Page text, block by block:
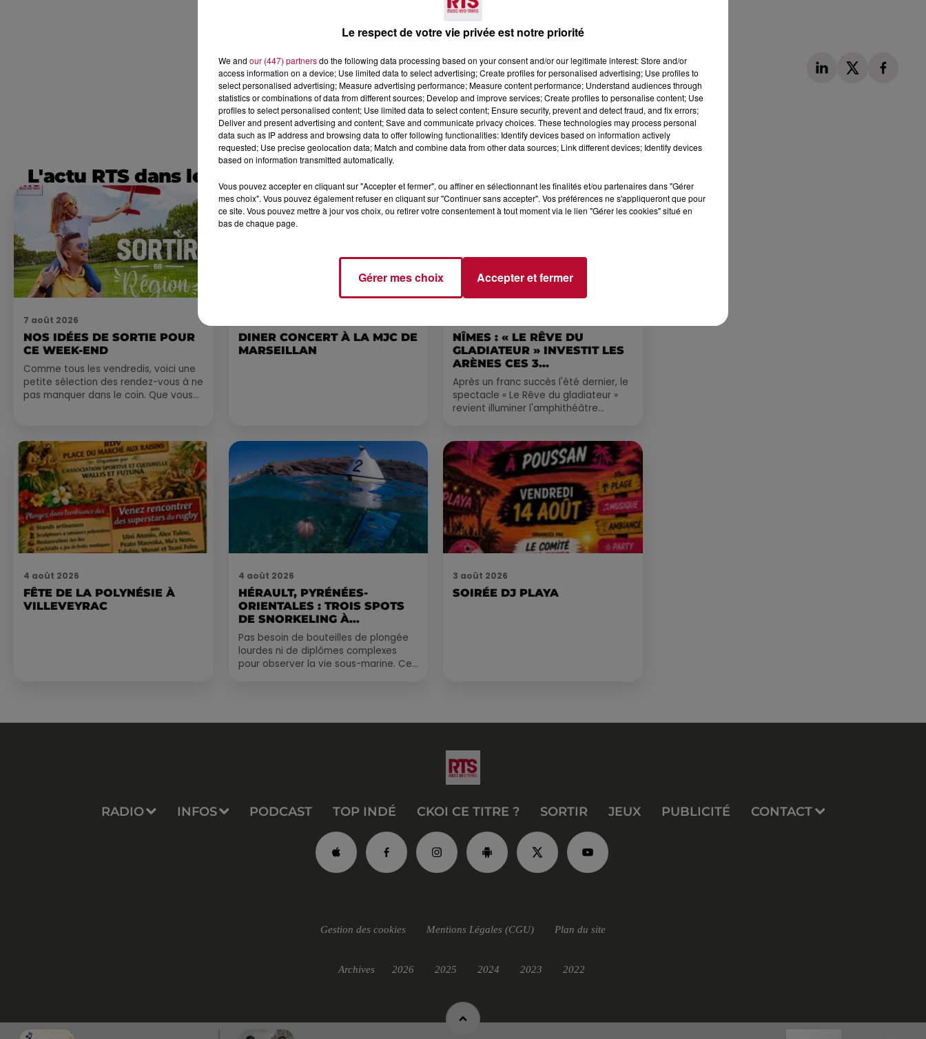
L'actu RTS dans le Sud
7 août 2026
NOS IDÉES DE SORTIE POUR
CE WEEK-END
Comme tous les vendredis, voici une
petite sélection des rendez-vous à ne
pas manquer dans le coin. Que vous
DINER CONCERT À LA MJC DE
MARSEILLAN
NÎMES : « LE RÊVE DU
GLADIATEUR » INVESTIT LES
ARÈNES CES 3...
Après un franc succès l'été dernier, le
spectacle « Le Rêve du gladiateur »
revient illuminer l'amphithéâtre
4 août 2026
FÊTE DE LA POLYNÉSIE À
VILLEVEYRAC
4 août 2026
HÉRAULT, PYRÉNÉES-
ORIENTALES : TROIS SPOTS
DE SNORKELING À
EXPLORER...
Pas besoin de bouteilles de plongée
lourdes ni de diplômes complexes
pour observer la vie sous-marine. Cet
3 août 2026
SOIRÉE DJ PLAYA
Publié : 12 septembre 2022 à 16h10 par Corentin
RADIO INFOS PODCAST TOP INDÉ CKOI CE TITRE ? SORTIR JEUX PUBLICITÉ CONTACT
Gestion des cookies Mentions Légales (CGU) Plan du site
Archives 2026 2025 2024 2023 2022
Le respect de votre vie privée est notre priorité
We and our (447) partnersdo the following data processing based on your consent and/or our legitimate interest: Store and/or
access information on a device; Use limited data to select advertising; Create profiles for personalised advertising; Use profiles to
select personalised advertising; Measure advertising performance; Measure content performance; Understand audiences through
statistics or combinations of data from different sources; Develop and improve services; Create profiles to personalise content; Use
profiles to select personalised content; Use limited data to select content; Ensure security, prevent and detect fraud, and fix errors;
Deliver and present advertising and content; Save and communicate privacy choices. These technologies may process personal
data such as IP address and browsing data to offer following functionalities: Identify devices based on information actively
requested; Use precise geolocation data; Match and combine data from other data sources; Link different devices; Identify devices
based on information transmitted automatically.
Vous pouvez accepter en cliquant sur "Accepter et fermer", ou affiner en sélectionnant les finalités et/ou partenaires dans "Gérer
mes choix". Vous pouvez également refuser en cliquant sur "Continuer sans accepter". Vos préférences ne s'appliqueront que pour
ce site. Vous pouvez mettre à jour vos choix, ou retirer votre consentement à tout moment via le lien "Gérer les cookies" situé en
bas de chaque page.
Gérer mes choix Accepter et fermer